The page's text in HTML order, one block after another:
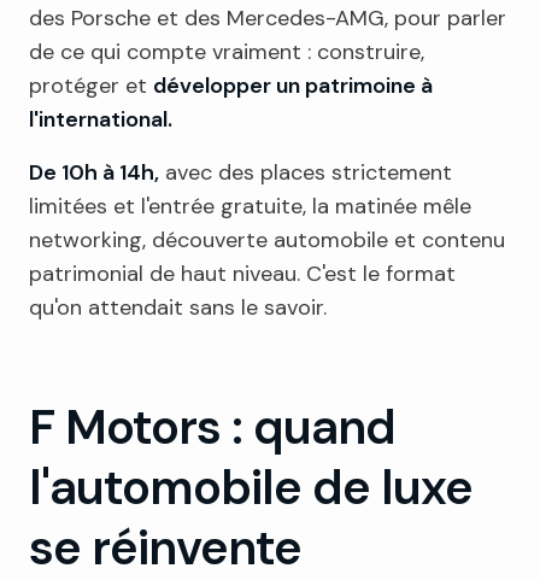
des Porsche et des Mercedes-AMG, pour parler
de ce qui compte vraiment : construire,
protéger et développer un patrimoine à
l'international.
De 10h à 14h, avec des places strictement
limitées et l'entrée gratuite, la matinée mêle
networking, découverte automobile et contenu
patrimonial de haut niveau. C'est le format
qu'on attendait sans le savoir.
F Motors : quand
l'automobile de luxe
se réinvente